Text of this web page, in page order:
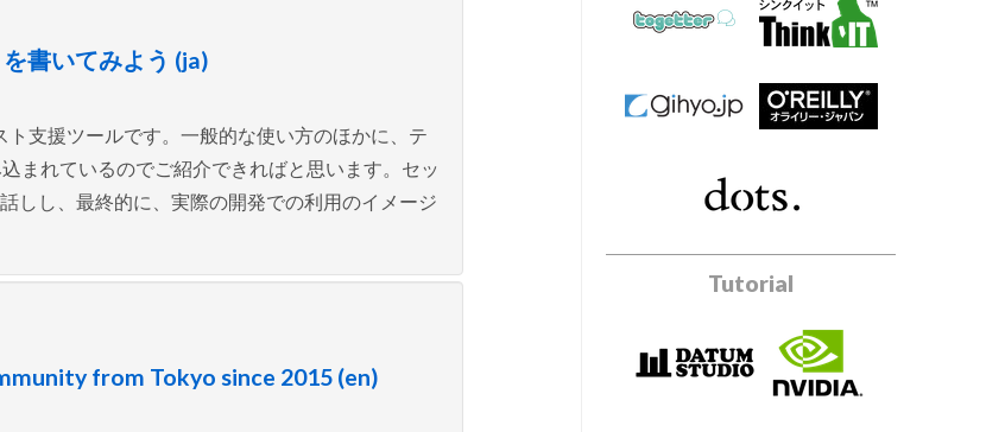
書いてみよう (ja)
支援ツールです。一般的な使い方のほかに、テ
まれているのでご紹介できればと思います。セッ
しし、最終的に、実際の開発での利用のイメージ
from Tokyo since 2015 (en)
Tutorial